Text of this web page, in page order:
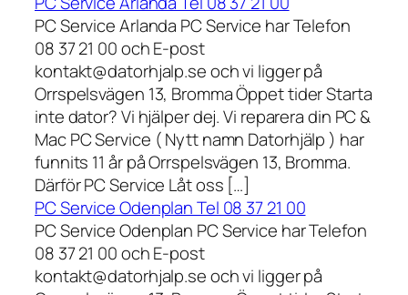
PC Service Arlanda PC Service har Telefon
08 37 21 00 och E-post
kontakt@datorhjalp.se och vi ligger på
Orrspelsvägen 13, Bromma Öppet tider Starta
inte dator? Vi hjälper dej. Vi reparera din PC &
Mac PC Service ( Nytt namn Datorhjälp ) har
funnits 11 år på Orrspelsvägen 13, Bromma.
Därför PC Service Låt oss […]
PC Service Odenplan Tel 08 37 21 00
PC Service Odenplan PC Service har Telefon
08 37 21 00 och E-post
kontakt@datorhjalp.se och vi ligger på